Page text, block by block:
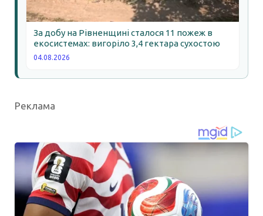
За добу на Рівненщині сталося 11 пожеж в
екосистемах: вигоріло 3,4 гектара сухостою
04.08.2026
Реклама